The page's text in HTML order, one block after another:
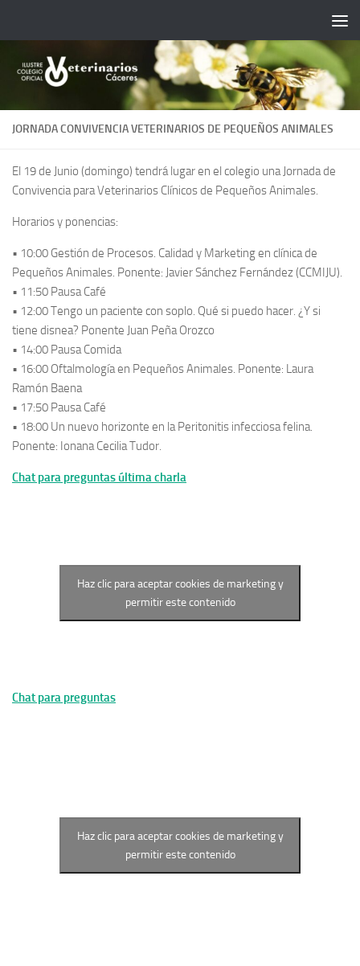
JORNADA CONVIVENCIA VETERINARIOS DE PEQUEÑOS ANIMALES
El 19 de Junio (domingo) tendrá lugar en el colegio una Jornada de
Convivencia para Veterinarios Clínicos de Pequeños Animales.
Horarios y ponencias:
• 10:00 Gestión de Procesos. Calidad y Marketing en clínica de
Pequeños Animales. Ponente: Javier Sánchez Fernández (CCMIJU).
• 11:50 Pausa Café
• 12:00 Tengo un paciente con soplo. Qué si puedo hacer. ¿Y si
tiene disnea? Ponente Juan Peña Orozco
• 14:00 Pausa Comida
• 16:00 Oftalmología en Pequeños Animales. Ponente: Laura
Ramón Baena
• 17:50 Pausa Café
• 18:00 Un nuevo horizonte en la Peritonitis infecciosa felina.
Ponente: Ionana Cecilia Tudor.
Chat para preguntas última charla
Haz clic para aceptar cookies de marketing y
permitir este contenido
Chat para preguntas
Haz clic para aceptar cookies de marketing y
permitir este contenido